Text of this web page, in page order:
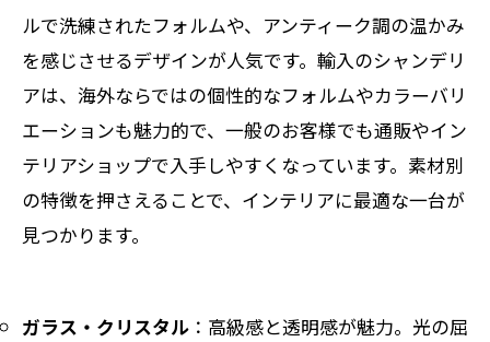
ルで洗練されたフォルムや、アンティーク調の温かみ
を感じさせるデザインが人気です。輸入のシャンデリ
アは、海外ならではの個性的なフォルムやカラーバリ
エーションも魅力的で、一般のお客様でも通販やイン
テリアショップで入手しやすくなっています。素材別
の特徴を押さえることで、インテリアに最適な一台が
見つかります。
ガラス・クリスタル ：高級感と透明感が魅力。光の屈